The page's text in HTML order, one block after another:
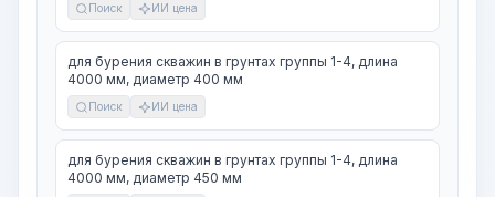
Поиск ИИ цена
для бурения скважин в грунтах группы 1-4, длина
4000 мм, диаметр 400 мм
Поиск ИИ цена
для бурения скважин в грунтах группы 1-4, длина
4000 мм, диаметр 450 мм